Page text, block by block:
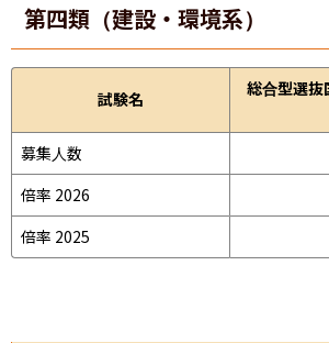
第四類（建設・環境系）
試験名
総合型選抜
募集人数
倍率 2026
倍率 2025